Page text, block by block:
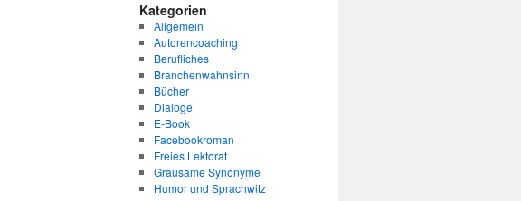
Kategorien
Allgemein
Autorencoaching
Berufliches
Branchenwahnsinn
Bücher
Dialoge
E-Book
Facebookroman
Freies Lektorat
Grausame Synonyme
Humor und Sprachwitz